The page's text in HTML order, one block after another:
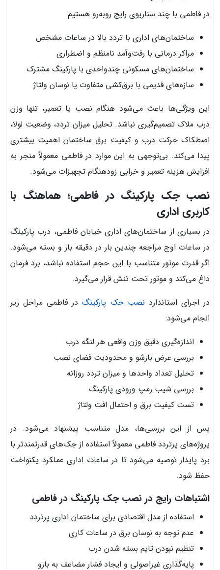
در فاطمی با چند سناریوی رایج روبه‌رو هستیم:
ساختمان‌های اداری با تردد بالا در ساعات مشخص
مراکز درمانی با رفت‌وآمد نامنظم و اضطراری
ساختمان‌های مسکونی چندواحدی با پارکینگ مشترک
سازه‌های قدیمی با برق‌کشی متفاوت یا نوسان ولتاژ
این ویژگی‌ها باعث می‌شود هنگام نصب یا تعمیر، تنها وزن
درب ملاک تصمیم‌گیری نباشد. تحلیل میزان تردد، وضعیت لولا،
اصطکاک حرکت درب و کیفیت برق ساختمان اهمیت بیشتری
پیدا می‌کند. بی‌توجهی به این موارد در فاطمی معمولاً منجر به
افزایش هزینه تعمیر و خرابی زودهنگام تجهیزات می‌شود.
نصب جک پارکینگ در فاطمی؛ هماهنگ با
کاربری اداری
در بسیاری از ساختمان‌های اداری خیابان فاطمی، درب پارکینگ
در ساعات اوج مراجعه چندین بار در دقیقه باز و بسته می‌شود.
اگر قدرت موتور متناسب با این حجم استفاده نباشد، برد فرمان
داغ می‌کند و موتور تحت تنش قرار می‌گیرد.
در اجرای استاندارد نصب جک پارکینگدر فاطمی مراحل زیر
انجام می‌شود:
اندازه‌گیری دقیق وزن واقعی هر لنگه درب
بررسی عرض بازشو و محدودیت فضای نصب
تحلیل تعداد واحدها و میزان تردد روزانه
بررسی شیب رمپ ورودی پارکینگ
تست کیفیت برق و احتمال افت ولتاژ
پس از این بررسی‌ها، مدل متناسب پیشنهاد می‌شود. در
پروژه‌های پرتردد فاطمی معمولاً استفاده از جک‌های قدرتمندتر با
برد پایدار توصیه می‌شود تا در ساعات اداری عملکرد یکنواخت
حفظ شود.
اشتباهات رایج در نصب جک پارکینگ در فاطمی
استفاده از مدل اقتصادی برای ساختمان اداری پرتردد
عدم توجه به نوسان برق در ساعات کاری
تنظیم نبودن تایم بسته شدن درب
پایه‌گذاری غیراصولی و ایجاد فشار مضاعف به بازو